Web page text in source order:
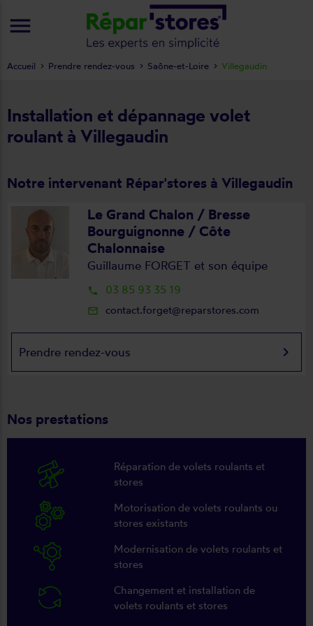
Installation et dépannage volet
roulant à Villegaudin
Notre intervenant Répar'stores à Villegaudin
Le Grand Chalon / Bresse
Bourguignonne / Côte
Chalonnaise
Guillaume FORGET et son équipe
local_phone 03 85 93 35 19
mail_outline contact.forget@reparstores.com
Prendre rendez-vous keyboard_arrow_right
Nos prestations
Réparation de volets roulants et
stores
Motorisation de volets roulants ou
stores existants
Modernisation de volets roulants et
stores
Changement et installation de
volets roulants et stores
Accueil Prendre rendez-vous Saône-et-Loire Villegaudin
menu